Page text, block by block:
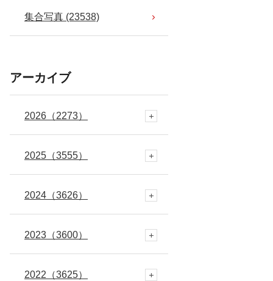
集合写真 (23538)
アーカイブ
2026 （2273）
8月 (64)
7月 (289)
6月 (227)
5月 (406)
2025 （3555）
12月(288)
11月(353)
10月(250)
2024 （3626）
12月(341)
11月(312)
2023 （3600）
12月(330)
2022 （3625）